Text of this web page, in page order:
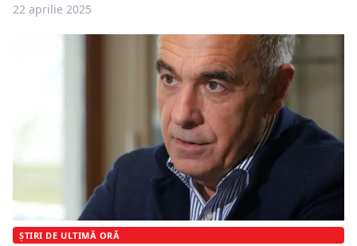
22 aprilie 2025
ȘTIRI DE ULTIMĂ ORĂ